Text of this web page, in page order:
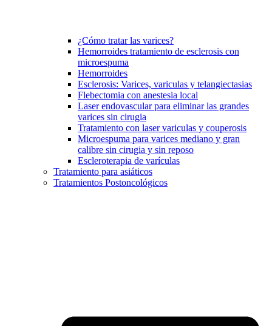
¿Cómo tratar las varices?
Hemorroides tratamiento de esclerosis con
microespuma
Hemorroides
Esclerosis: Varices, variculas y telangiectasias
Flebectomia con anestesia local
Laser endovascular para eliminar las grandes
varices sin cirugia
Tratamiento con laser variculas y couperosis
Microespuma para varices mediano y gran
calibre sin cirugia y sin reposo
Escleroterapia de varículas
Tratamiento para asiáticos
Tratamientos Postoncológicos